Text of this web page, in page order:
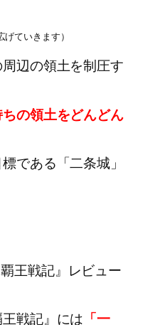
げていきます）
辺の領土を制圧す
の領土をどんどん
である「二条城」
王戦記』には 「一